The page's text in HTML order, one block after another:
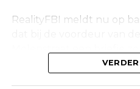
het amateurvoetbal en
toegewezen, waarna
RealityFBI meldt nu op
waarop Dieperink een